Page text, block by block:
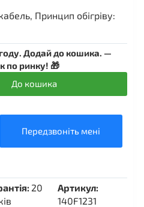
Принцип обігріву:
Додай до кошика. —
по ринку! 🎁
До кошика
Передзвоніть мені
20
Артикул:
140F1231